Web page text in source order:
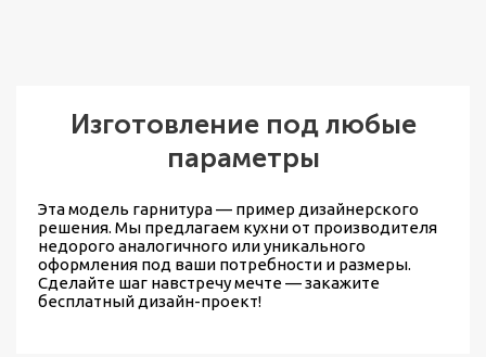
Изготовление под любые
параметры
Эта модель гарнитура — пример дизайнерского
решения. Мы предлагаем кухни от производителя
недорого аналогичного или уникального
оформления под ваши потребности и размеры.
Сделайте шаг навстречу мечте — закажите
бесплатный дизайн-проект!